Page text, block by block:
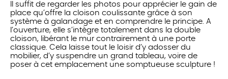
Il suffit de regarder les photos pour apprécier le gain de
place qu’offre la cloison coulissante grâce à son
système à galandage et en comprendre le principe. A
l’ouverture, elle s’intègre totalement dans la double
cloison, libérant le mur contrairement à une porte
classique. Cela laisse tout le loisir d’y adosser du
mobilier, d’y suspendre un grand tableau, voire de
poser à cet emplacement une somptueuse sculpture !